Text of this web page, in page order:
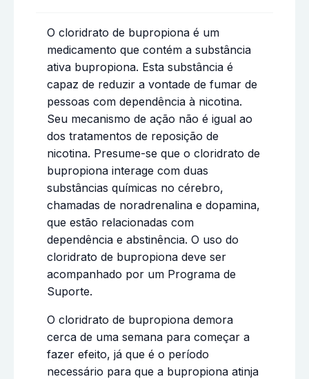
O cloridrato de bupropiona é um
medicamento que contém a substância
ativa bupropiona. Esta substância é
capaz de reduzir a vontade de fumar de
pessoas com dependência à nicotina.
Seu mecanismo de ação não é igual ao
dos tratamentos de reposição de
nicotina. Presume-se que o cloridrato de
bupropiona interage com duas
substâncias químicas no cérebro,
chamadas de noradrenalina e dopamina,
que estão relacionadas com
dependência e abstinência. O uso do
cloridrato de bupropiona deve ser
acompanhado por um Programa de
Suporte.
O cloridrato de bupropiona demora
cerca de uma semana para começar a
fazer efeito, já que é o período
necessário para que a bupropiona atinja